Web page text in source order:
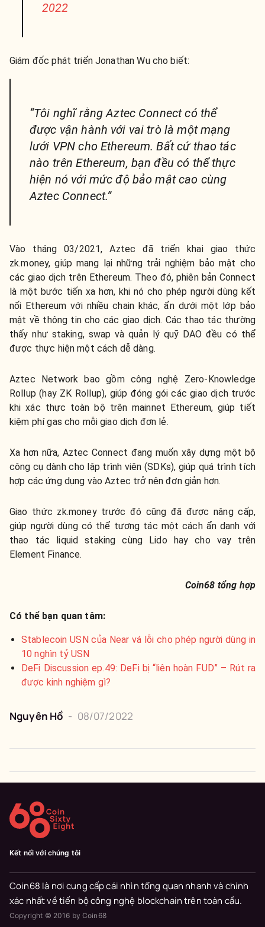
2022
Giám đốc phát triển Jonathan Wu cho biết:
“Tôi nghĩ rằng Aztec Connect có thể
được vận hành với vai trò là một mạng
lưới VPN cho Ethereum. Bất cứ thao tác
nào trên Ethereum, bạn đều có thể thực
hiện nó với mức độ bảo mật cao cùng
Aztec Connect.”
Vào tháng 03/2021, Aztec đã triển khai giao thức
zk.money, giúp mang lại những trải nghiệm bảo mật cho
các giao dịch trên Ethereum. Theo đó, phiên bản Connect
là một bước tiến xa hơn, khi nó cho phép người dùng kết
nối Ethereum với nhiều chain khác, ẩn dưới một lớp bảo
mật về thông tin cho các giao dịch. Các thao tác thường
thấy như staking, swap và quản lý quỹ DAO đều có thể
được thực hiện một cách dễ dàng.
Aztec Network bao gồm công nghệ Zero-Knowledge
Rollup (hay ZK Rollup), giúp đóng gói các giao dịch trước
khi xác thực toàn bộ trên mainnet Ethereum, giúp tiết
kiệm phí gas cho mỗi giao dịch đơn lẻ.
Xa hơn nữa, Aztec Connect đang muốn xây dựng một bộ
công cụ dành cho lập trình viên (SDKs), giúp quá trình tích
hợp các ứng dụng vào Aztec trở nên đơn giản hơn.
Giao thức zk.money trước đó cũng đã được nâng cấp,
giúp người dùng có thể tương tác một cách ẩn danh với
thao tác liquid staking cùng Lido hay cho vay trên
Element Finance.
Coin68 tổng hợp
Có thể bạn quan tâm:
Stablecoin USN của Near vá lỗi cho phép người dùng in
10 nghìn tỷ USN
DeFi Discussion ep.49: DeFi bị “liên hoàn FUD” – Rút ra
được kinh nghiệm gì?
Nguyên Hồ - 08/07/2022
Kết nối với chúng tôi
Coin68 là nơi cung cấp cái nhìn tổng quan nhanh và chính
xác nhất về tiến bộ công nghệ blockchain trên toàn cầu.
Copyright © 2016 by Coin68